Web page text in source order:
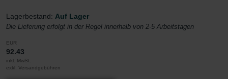
Lagerbestand: Auf Lager
Die Lieferung erfolgt in der Regel innerhalb von 2-5 Arbeitstagen
EUR
92.43
inkl. MwSt.
exkl. Versandgebühren